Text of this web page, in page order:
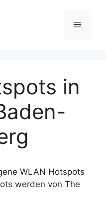
Menü
in
WLAN Hotspots
werden von The